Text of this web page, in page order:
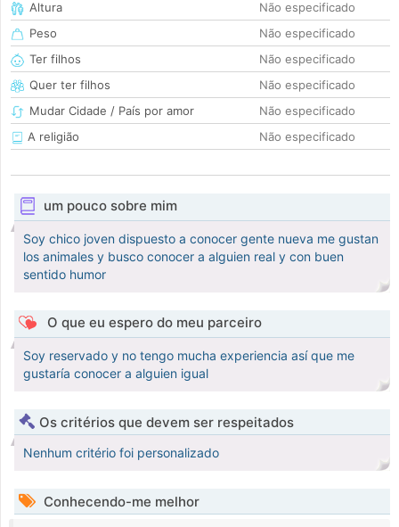
Altura
Não especificado
Peso
Não especificado
Ter filhos
Não especificado
Quer ter filhos
Não especificado
Mudar Cidade / País por amor
Não especificado
A religião
Não especificado
um pouco sobre mim
Soy chico joven dispuesto a conocer gente nueva me gustan
los animales y busco conocer a alguien real y con buen
sentido humor
O que eu espero do meu parceiro
Soy reservado y no tengo mucha experiencia así que me
gustaría conocer a alguien igual
Os critérios que devem ser respeitados
Nenhum critério foi personalizado
Conhecendo-me melhor